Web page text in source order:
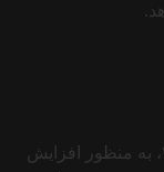
الگوریتم کافئین (Caffeine) گوگل در سال ۲۰۱۰، به‌ منظور افزایش